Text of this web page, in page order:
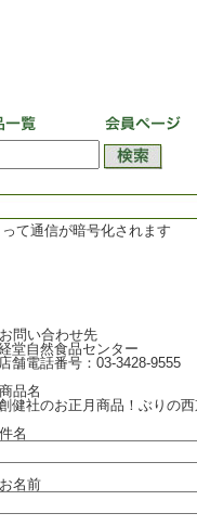
て通信が暗号化されます
問い合わせ先
堂自然食品センター
店舗電話番号：03-3428-9555
品名
健社のお正月商品！ぶりの
名
名前